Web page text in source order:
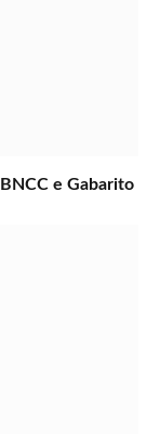
e Gabarito